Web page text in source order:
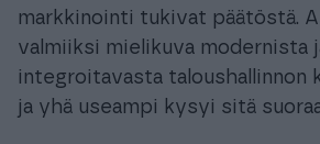
markkinointi tukivat päätöstä.
valmiiksi mielikuva modernista
integroitavasta taloushallinnon
ja yhä useampi kysyi sitä